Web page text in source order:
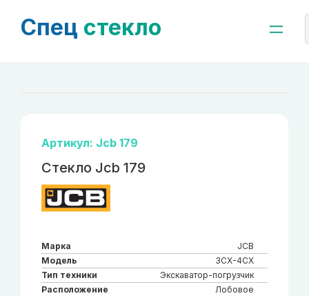
Спец стекло
Артикул: Jcb 179
Стекло Jcb 179
Марка
JCB
Модель
3CX-4CX
Тип техники
Экскаватор-погрузчик
Расположение
Лобовое